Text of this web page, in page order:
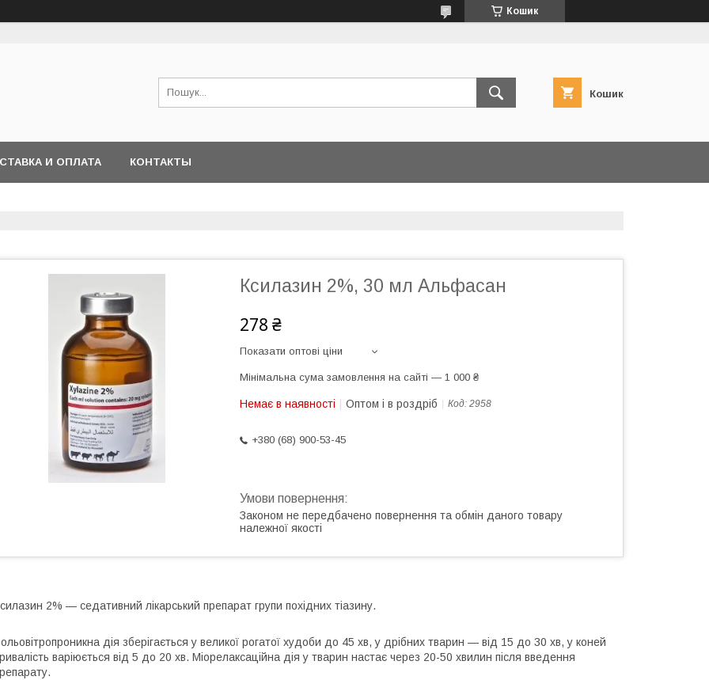
Кошик
Кошик
И ОПЛАТА КОНТАКТЫ
Ксилазин 2%, 30 мл Альфасан
278 ₴
Показати оптові ціни
Мінімальна сума замовлення на сайті — 1 000 ₴
Немає в наявності Оптом і в роздріб Код: 2958
+380 (68) 900-53-45
Законом не передбачено повернення та обмін даного товару
належної якості
2% — седативний лікарський препарат групи похідних тіазину.
дія зберігається у великої рогатої худоби до 45 хв, у дрібних тварин — від 15 до 30 хв, у коней
варіюється від 5 до 20 хв. Міорелаксаційна дія у тварин настає через 20-50 хвилин після введення